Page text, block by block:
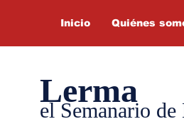
Inicio Quiénes
Lerma
el Semanario